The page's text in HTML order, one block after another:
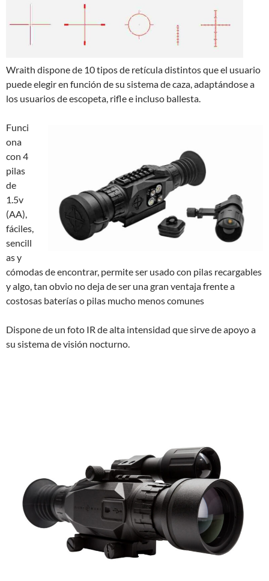
Wraith dispone de 10 tipos de retícula distintos que el usuario
puede elegir en función de su sistema de caza, adaptándose a
los usuarios de escopeta, rifle e incluso ballesta.
Funci
ona
con 4
pilas
de
1.5v
(AA),
fáciles,
sencill
as y
cómodas de encontrar, permite ser usado con pilas recargables
y algo, tan obvio no deja de ser una gran ventaja frente a
costosas baterías o pilas mucho menos comunes
Dispone de un foto IR de alta intensidad que sirve de apoyo a
su sistema de visión nocturno.